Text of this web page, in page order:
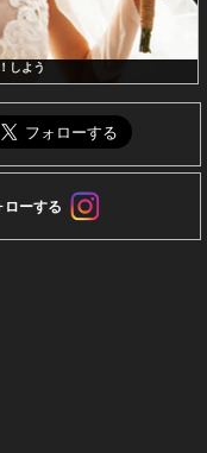
しよう
ーする